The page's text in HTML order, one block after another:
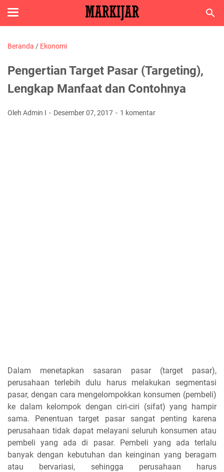
Beranda / Ekonomi
Pengertian Target Pasar (Targeting),
Lengkap Manfaat dan Contohnya
Oleh Admin I Desember 07, 2017 1 komentar
Dalam menetapkan sasaran pasar (target pasar),
perusahaan terlebih dulu harus melakukan segmentasi
pasar, dengan cara mengelompokkan konsumen (pembeli)
ke dalam kelompok dengan ciri-ciri (sifat) yang hampir
sama. Penentuan target pasar sangat penting karena
perusahaan tidak dapat melayani seluruh konsumen atau
pembeli yang ada di pasar. Pembeli yang ada terlalu
banyak dengan kebutuhan dan keinginan yang beragam
atau bervariasi, sehingga perusahaan harus